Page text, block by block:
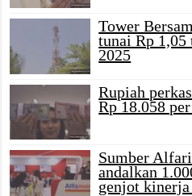
Tower
tunai Rp
2025
Rupiah
Rp 18.058
Sumber
andalkan
genjot